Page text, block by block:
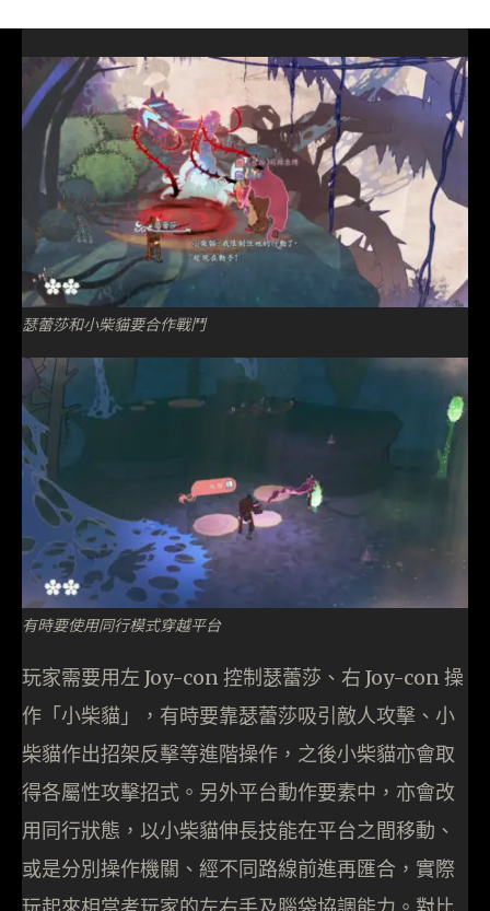
瑟蕾莎和小柴貓要合作戰鬥
有時要使用同行模式穿越平台
玩家需要用左 Joy-con 控制瑟蕾莎、右 Joy-con 操
作「小柴貓」，有時要靠瑟蕾莎吸引敵人攻擊、小
柴貓作出招架反擊等進階操作，之後小柴貓亦會取
得各屬性攻擊招式。另外平台動作要素中，亦會改
用同行狀態，以小柴貓伸長技能在平台之間移動、
或是分別操作機關、經不同路線前進再匯合，實際